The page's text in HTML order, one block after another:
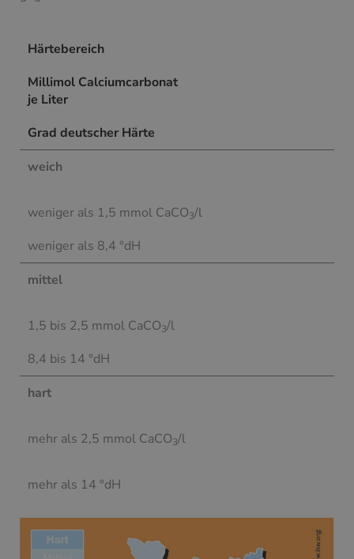
Härtebereich
Millimol Calciumcarbonat
je Liter
Grad deutscher Härte
weich
weniger als 1,5 mmol CaCO3/l
weniger als 8,4 °dH
mittel
1,5 bis 2,5 mmol CaCO3/l
8,4 bis 14 °dH
hart
mehr als 2,5 mmol CaCO3/l
mehr als 14 °dH